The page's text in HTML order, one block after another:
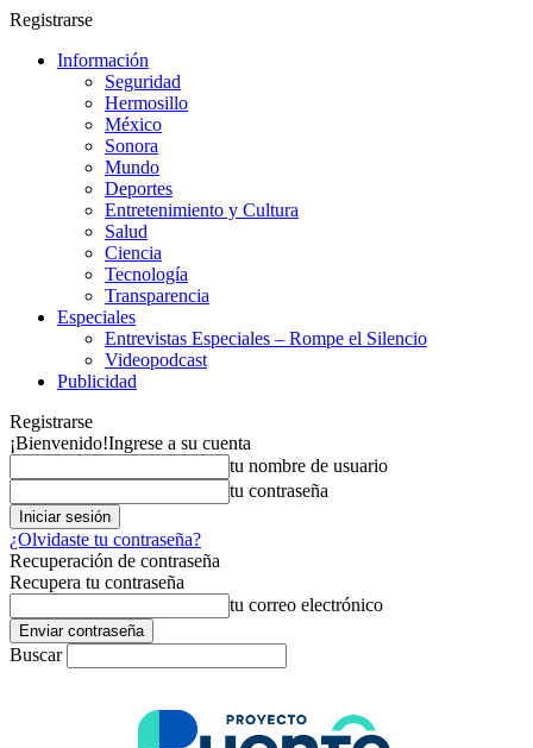
Registrarse
Información
Seguridad
Hermosillo
México
Sonora
Mundo
Deportes
Entretenimiento y Cultura
Salud
Ciencia
Tecnología
Transparencia
Especiales
Entrevistas Especiales – Rompe el Silencio
Videopodcast
Publicidad
Registrarse
¡Bienvenido!Ingrese a su cuenta
tu nombre de usuario
tu contraseña
¿Olvidaste tu contraseña?
Recuperación de contraseña
Recupera tu contraseña
tu correo electrónico
Buscar